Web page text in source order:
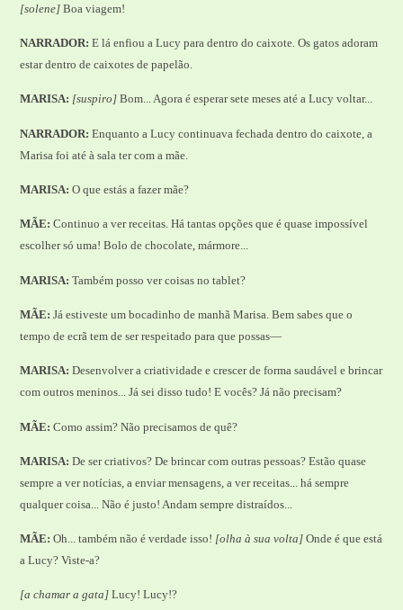
[solene] Boa viagem!
NARRADOR: E lá enfiou a Lucy para dentro do caixote. Os gatos adoram
estar dentro de caixotes de papelão.
MARISA: [suspiro] Bom... Agora é esperar sete meses até a Lucy voltar...
NARRADOR: Enquanto a Lucy continuava fechada dentro do caixote, a
Marisa foi até à sala ter com a mãe.
MARISA: O que estás a fazer mãe?
MÃE: Continuo a ver receitas. Há tantas opções que é quase impossível
escolher só uma! Bolo de chocolate, mármore...
MARISA: Também posso ver coisas no tablet?
MÃE: Já estiveste um bocadinho de manhã Marisa. Bem sabes que o
tempo de ecrã tem de ser respeitado para que possas—
MARISA: Desenvolver a criatividade e crescer de forma saudável e brincar
com outros meninos... Já sei disso tudo! E vocês? Já não precisam?
MÃE: Como assim? Não precisamos de quê?
MARISA: De ser criativos? De brincar com outras pessoas? Estão quase
sempre a ver notícias, a enviar mensagens, a ver receitas... há sempre
qualquer coisa... Não é justo! Andam sempre distraídos...
MÃE: Oh... também não é verdade isso! [olha à sua volta] Onde é que está
a Lucy? Viste-a?
[a chamar a gata] Lucy! Lucy!?